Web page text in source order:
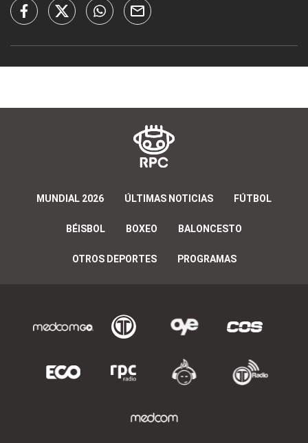
MUNDIAL 2026 ÚLTIMAS NOTICIAS FÚTBOL
BÉISBOL BOXEO BALONCESTO
OTROS DEPORTES PROGRAMAS